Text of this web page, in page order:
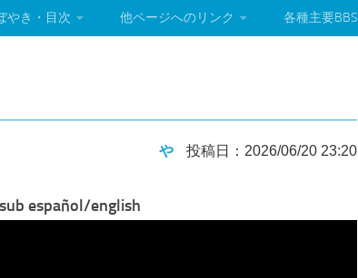
やき・目次 他ページへのリンク 各種主要BBS
や 投稿日：2026/06/20 23:20
español/english